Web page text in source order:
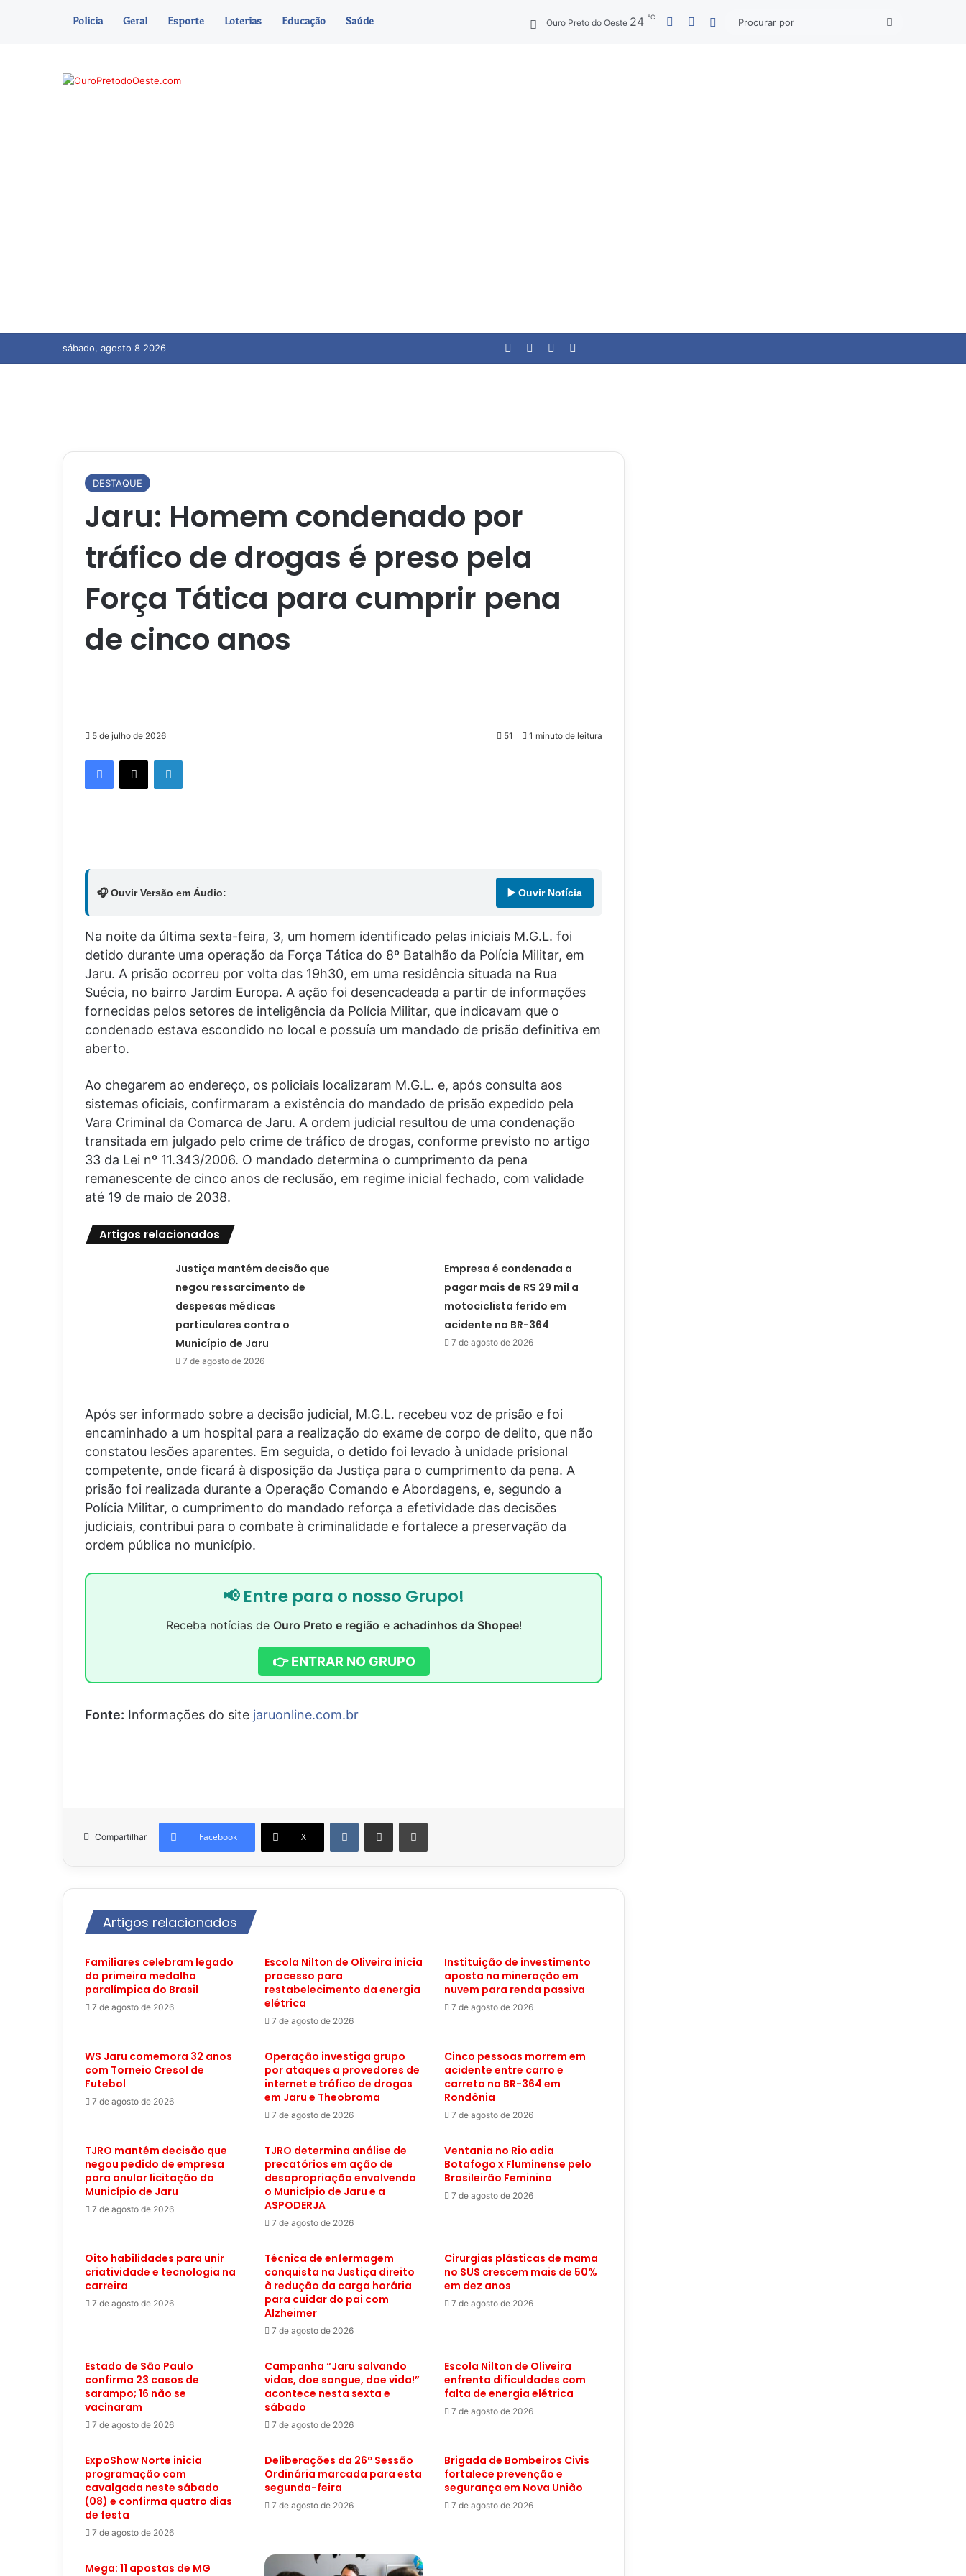
Policia Geral Esporte Loterias Educação Saúde Ouro Preto do Oeste 24 ℃ FacebookYouTube
Entrar
Procurar
sábado, agosto 8 2026 FacebookYouTube
Entrar
DESTAQUE
Jaru: Homem condenado por
tráfico de drogas é preso pela
Força Tática para cumprir pena
de cinco anos
5 de julho de 2026 51 1 minuto de leitura
Facebook
X Linkedin
🎧 Ouvir Versão em Áudio: ▶️ Ouvir Notícia
Na noite da última sexta-feira, 3, um homem identificado pelas iniciais M.G.L. foi
detido durante uma operação da Força Tática do 8º Batalhão da Polícia Militar, em
Jaru. A prisão ocorreu por volta das 19h30, em uma residência situada na Rua
Suécia, no bairro Jardim Europa. A ação foi desencadeada a partir de informações
fornecidas pelos setores de inteligência da Polícia Militar, que indicavam que o
condenado estava escondido no local e possuía um mandado de prisão definitiva em
aberto.
Ao chegarem ao endereço, os policiais localizaram M.G.L. e, após consulta aos
sistemas oficiais, confirmaram a existência do mandado de prisão expedido pela
Vara Criminal da Comarca de Jaru. A ordem judicial resultou de uma condenação
transitada em julgado pelo crime de tráfico de drogas, conforme previsto no artigo
33 da Lei nº 11.343/2006. O mandado determina o cumprimento da pena
remanescente de cinco anos de reclusão, em regime inicial fechado, com validade
até 19 de maio de 2038.
Artigos relacionados
Justiça mantém decisão que
negou ressarcimento de
despesas médicas
particulares contra o
Município de Jaru
7 de agosto de 2026
Empresa é condenada a
pagar mais de R$ 29 mil a
motociclista ferido em
acidente na BR-364
7 de agosto de 2026
Após ser informado sobre a decisão judicial, M.G.L. recebeu voz de prisão e foi
encaminhado a um hospital para a realização do exame de corpo de delito, que não
constatou lesões aparentes. Em seguida, o detido foi levado à unidade prisional
competente, onde ficará à disposição da Justiça para o cumprimento da pena. A
prisão foi realizada durante a Operação Comando e Abordagens, e, segundo a
Polícia Militar, o cumprimento do mandado reforça a efetividade das decisões
judiciais, contribui para o combate à criminalidade e fortalece a preservação da
ordem pública no município.
📢 Entre para o nosso Grupo!
Receba notícias de Ouro Preto e região e achadinhos da Shopee!
👉 ENTRAR NO GRUPO
Fonte: Informações do site jaruonline.com.br
Compartilhar Facebook X
VK Compartilhar via e-mail Imprimir
Artigos relacionados
Familiares celebram legado
da primeira medalha
paralímpica do Brasil
7 de agosto de 2026
Escola Nilton de Oliveira inicia
processo para
restabelecimento da energia
elétrica
7 de agosto de 2026
Instituição de investimento
aposta na mineração em
nuvem para renda passiva
7 de agosto de 2026
WS Jaru comemora 32 anos
com Torneio Cresol de
Futebol
7 de agosto de 2026
Operação investiga grupo
por ataques a provedores de
internet e tráfico de drogas
em Jaru e Theobroma
7 de agosto de 2026
Cinco pessoas morrem em
acidente entre carro e
carreta na BR-364 em
Rondônia
7 de agosto de 2026
TJRO mantém decisão que
negou pedido de empresa
para anular licitação do
Município de Jaru
7 de agosto de 2026
TJRO determina análise de
precatórios em ação de
desapropriação envolvendo
o Município de Jaru e a
ASPODERJA
7 de agosto de 2026
Ventania no Rio adia
Botafogo x Fluminense pelo
Brasileirão Feminino
7 de agosto de 2026
Oito habilidades para unir
criatividade e tecnologia na
carreira
7 de agosto de 2026
Técnica de enfermagem
conquista na Justiça direito
à redução da carga horária
para cuidar do pai com
Alzheimer
7 de agosto de 2026
Cirurgias plásticas de mama
no SUS crescem mais de 50%
em dez anos
7 de agosto de 2026
Estado de São Paulo
confirma 23 casos de
sarampo; 16 não se
vacinaram
7 de agosto de 2026
Campanha “Jaru salvando
vidas, doe sangue, doe vida!”
acontece nesta sexta e
sábado
7 de agosto de 2026
Escola Nilton de Oliveira
enfrenta dificuldades com
falta de energia elétrica
7 de agosto de 2026
ExpoShow Norte inicia
programação com
cavalgada neste sábado
(08) e confirma quatro dias
de festa
7 de agosto de 2026
Deliberações da 26ª Sessão
Ordinária marcada para esta
segunda-feira
7 de agosto de 2026
Brigada de Bombeiros Civis
fortalece prevenção e
segurança em Nova União
7 de agosto de 2026
Mega: 11 apostas de MG